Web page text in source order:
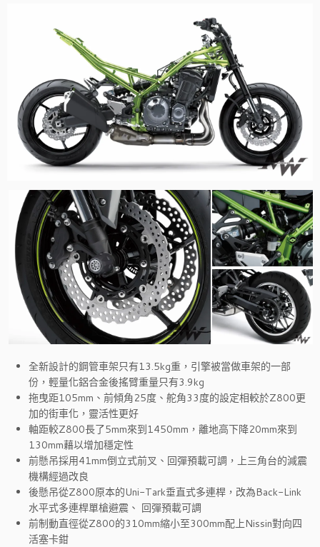
全新設計的鋼管車架只有13.5kg重，引擎被當做車架的一部
份，輕量化鋁合金後搖臂重量只有3.9kg
拖曳距105mm、前傾角25度、舵角33度的設定相較於Z800更
加的街車化，靈活性更好
軸距較Z800長了5mm來到1450mm，離地高下降20mm來到
130mm藉以增加穩定性
前懸吊採用41mm倒立式前叉、回彈預載可調，上三角台的減震
機構經過改良
後懸吊從Z800原本的Uni-Tark垂直式多連桿，改為Back-Link
水平式多連桿單槍避震、 回彈預載可調
前制動直徑從Z800的310mm縮小至300mm配上Nissin對向四
活塞卡鉗